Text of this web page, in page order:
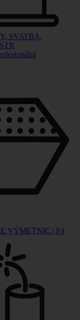
SVATBA,
VÝMETNIC | F4